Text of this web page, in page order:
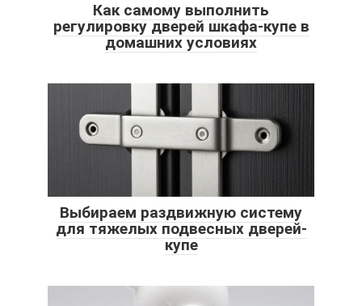
Как самому выполнить
регулировку дверей шкафа-купе в
домашних условиях
Выбираем раздвижную систему
для тяжелых подвесных дверей-
купе